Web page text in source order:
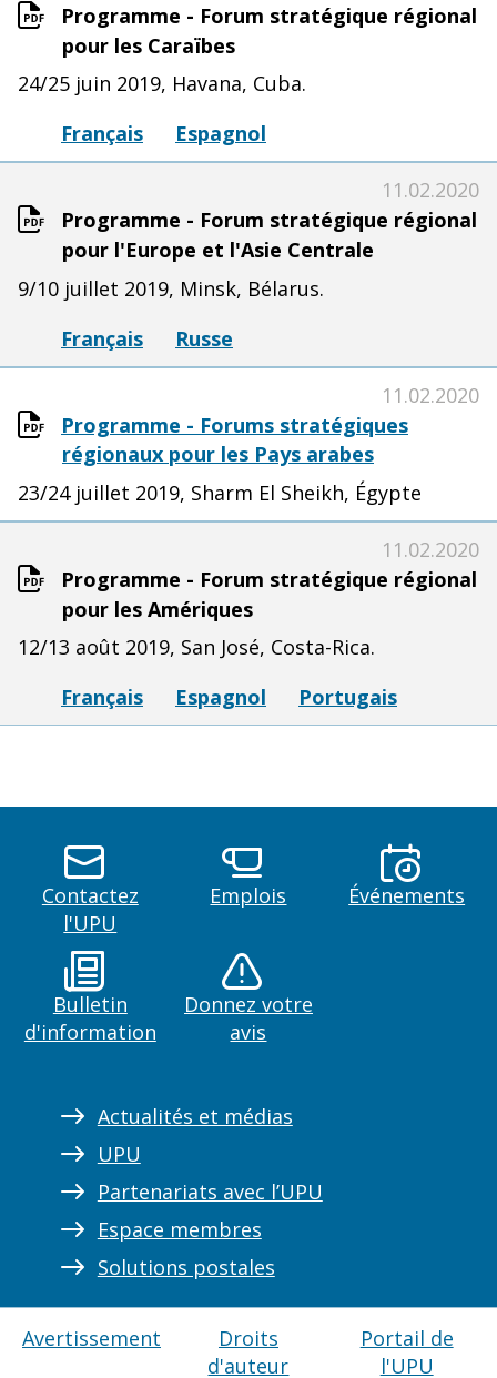
Programme - Forum stratégique régional
pour les Caraïbes
24/25 juin 2019, Havana, Cuba.
Français
Espagnol
Programme - Forum stratégique régional
pour l'Europe et l'Asie Centrale
11.02.2020
9/10 juillet 2019, Minsk, Bélarus.
Français
Russe
Programme - Forums stratégiques
régionaux pour les Pays arabes
11.02.2020
23/24 juillet 2019, Sharm El Sheikh, Égypte
Programme - Forum stratégique régional
pour les Amériques
11.02.2020
12/13 août 2019, San José, Costa-Rica.
Français
Espagnol Portugais
Contactez
l'UPU
Emplois Événements
Bulletin
d'information
Donnez votre
avis
Actualités et médias
UPU
Partenariats avec l’UPU
Espace membres
Solutions postales
Avertissement
Droits
d'auteur
Portail de
l'UPU